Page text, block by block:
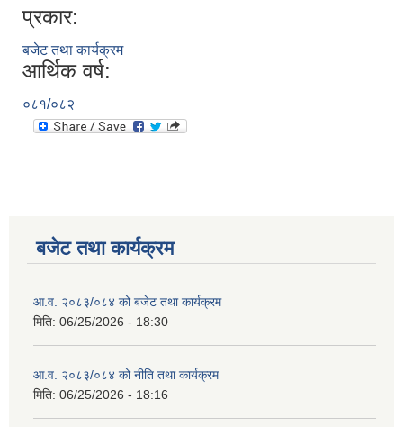
प्रकार:
बजेट तथा कार्यक्रम
आर्थिक वर्ष:
०८१/०८२
बजेट तथा कार्यक्रम
आ.व. २०८३/०८४ को बजेट तथा कार्यक्रम
मिति: 06/25/2026 - 18:30
आ.व. २०८३/०८४ को नीति तथा कार्यक्रम
मिति: 06/25/2026 - 18:16